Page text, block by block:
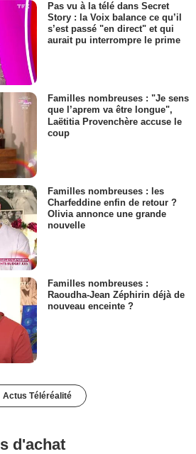
Pas vu à la télé dans Secret
Story : la Voix balance ce qu’il
s’est passé "en direct" et qui
aurait pu interrompre le prime
Familles nombreuses : "Je sens
que l’aprem va être longue",
Laëtitia Provenchère accuse le
coup
Familles nombreuses : les
Charfeddine enfin de retour ?
Olivia annonce une grande
nouvelle
Familles nombreuses :
Raoudha-Jean Zéphirin déjà de
nouveau enceinte ?
Actus Téléréalité
d'achat